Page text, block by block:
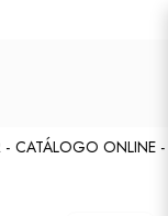
CATÁLOGO ONLINE -